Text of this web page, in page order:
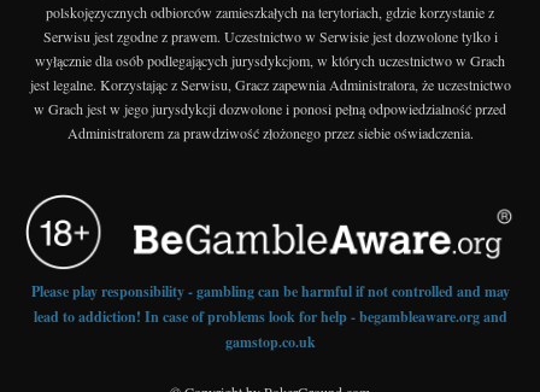
polskojęzycznych odbiorców zamieszkałych na terytoriach, gdzie korzystanie z
Serwisu jest zgodne z prawem. Uczestnictwo w Serwisie jest dozwolone tylko i
wyłącznie dla osób podlegających jurysdykcjom, w których uczestnictwo w Grach
jest legalne. Korzystając z Serwisu, Gracz zapewnia Administratora, że uczestnictwo
w Grach jest w jego jurysdykcji dozwolone i ponosi pełną odpowiedzialność przed
Administratorem za prawdziwość złożonego przez siebie oświadczenia.
Please play responsibility - gambling can be harmful if not controlled and may
lead to addiction! In case of problems look for help - begambleaware.org and
gamstop.co.uk